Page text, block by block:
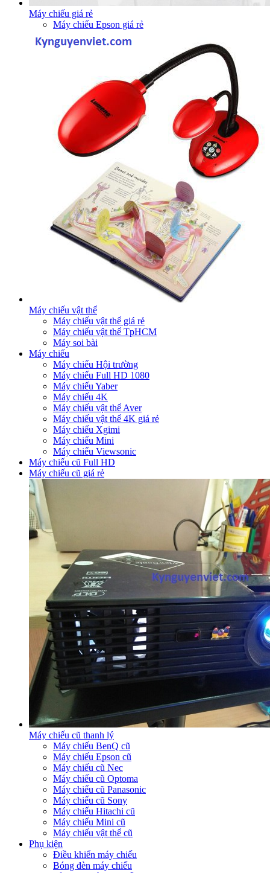
Máy chiếu giá rẻ
Máy chiếu Epson giá rẻ
Máy chiếu vật thể
Máy chiếu vật thể giá rẻ
Máy chiếu vật thể TpHCM
Máy soi bài
Máy chiếu
Máy chiếu Hội trường
Máy chiếu Full HD 1080
Máy chiếu Yaber
Máy chiếu 4K
Máy chiếu vật thể Aver
Máy chiếu vật thể 4K giá rẻ
Máy chiếu Xgimi
Máy chiếu Mini
Máy chiếu Viewsonic
Máy chiếu cũ Full HD
Máy chiếu cũ giá rẻ
Máy chiếu cũ thanh lý
Máy chiếu BenQ cũ
Máy chiếu Epson cũ
Máy chiếu cũ Nec
Máy chiếu cũ Optoma
Máy chiếu cũ Panasonic
Máy chiếu cũ Sony
Máy chiếu Hitachi cũ
Máy chiếu Mini cũ
Máy chiếu vật thể cũ
Phụ kiện
Điều khiển máy chiếu
Bóng đèn máy chiếu